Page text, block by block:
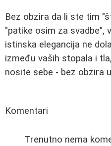
Bez obzira da li ste tim
"patike osim za svadbe",
istinska elegancija ne
između vaših stopala i
nosite sebe - bez obzira
Komentari
Trenutno nema